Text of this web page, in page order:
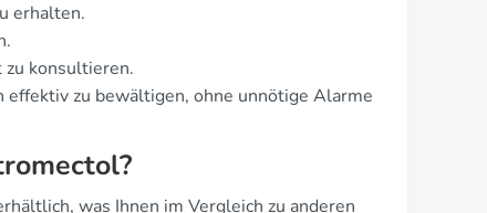
erhalten.
zu konsultieren.
zu bewältigen, ohne unnötige Alarme
was Ihnen im Vergleich zu anderen